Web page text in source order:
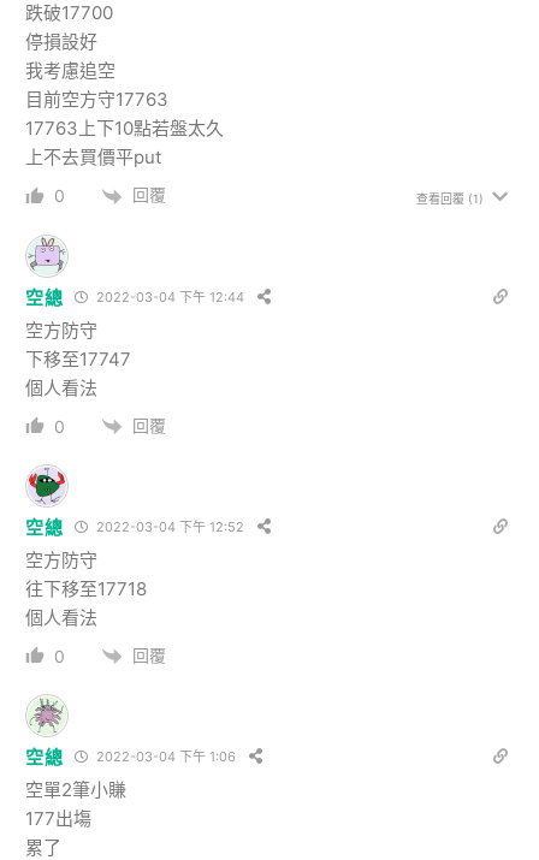
跌破17700
停損設好
我考慮追空
目前空方守17763
17763上下10點若盤太久
上不去買價平put
0 回覆 查看回覆 (1)
空總 2022-03-04 下午 12:44
空方防守
下移至17747
個人看法
0 回覆
空總 2022-03-04 下午 12:52
空方防守
往下移至17718
個人看法
0 回覆
空總 2022-03-04 下午 1:06
空單2筆小賺
177出塲
累了